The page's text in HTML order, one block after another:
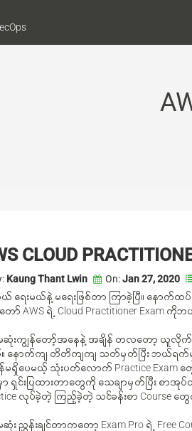
CLOUD
Kaung Thant Lwin On:Jan 27, 2020
ယ် ရေးမယ်နဲ့ မရေးဖြစ်တာ ကြာခဲ့ပြီ။ နောက်
ော် AWS ရဲ့ Cloud Practitioner Exam
ဆုံးကျွန်တော့်အနေနဲ့ အချိန် တလတော့ ယူလို
နောက်ကျ တိတိကျကျ သတ်မှတ်ပြီး ဘယ်ရက်
မရှိပေမယ့် သုံးပတ်လောက် Practice Exam တွေ
ရှင်းပြထားတာတွေကို သေချာမှတ်ပြီး စာအု
လုပ်ခဲ့တဲ့ ကြည့်ခဲ့တဲ့ သင်ခန်းစာ Course တွေ
း ညွှန်းချင်တာကတော့ Exam Pro ရဲ့ Free